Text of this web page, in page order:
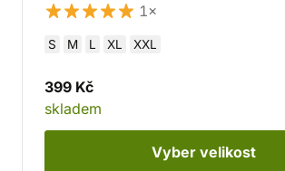
1×
S M L XL XXL
399 Kč
skladem
Vyber velikost